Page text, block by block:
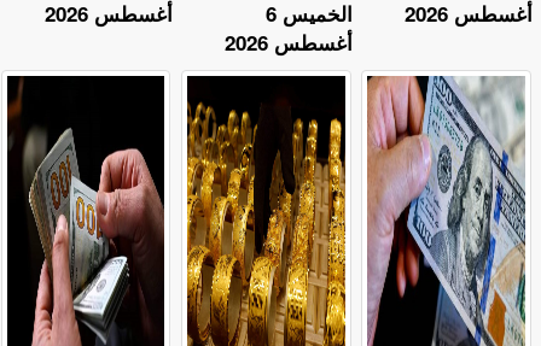
أغسطس 2026
الخميس 6
أغسطس 2026
أغسطس 2026